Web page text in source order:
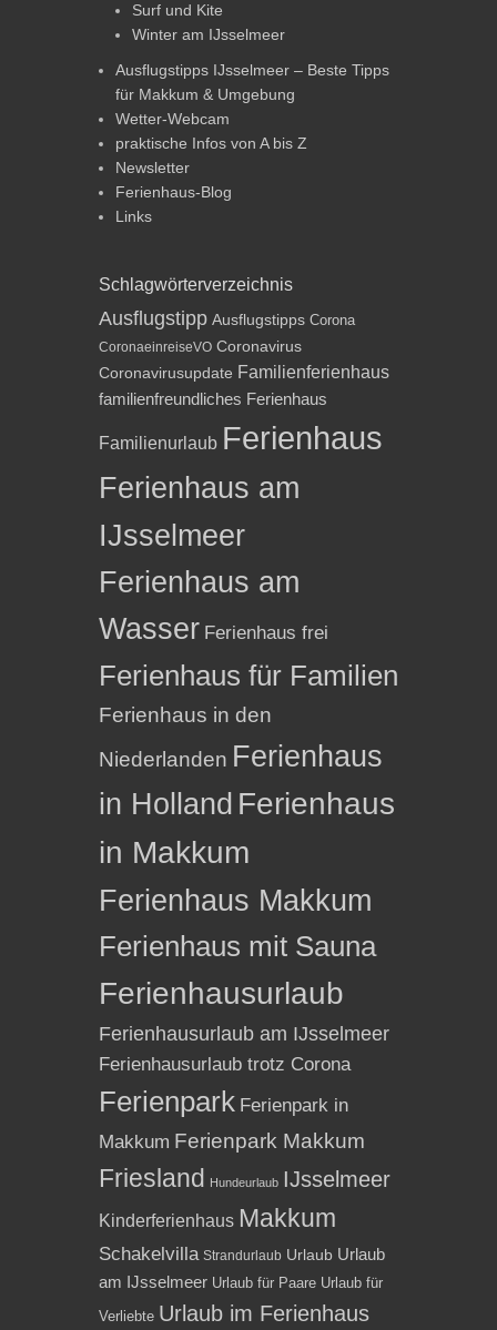
Surf und Kite
Winter am IJsselmeer
Ausflugstipps IJsselmeer – Beste Tipps
für Makkum & Umgebung
Wetter-Webcam
praktische Infos von A bis Z
Newsletter
Ferienhaus-Blog
Links
Schlagwörterverzeichnis
Ausflugstipp Ausflugstipps Corona
CoronaeinreiseVO Coronavirus
Coronavirusupdate Familienferienhaus
familienfreundliches Ferienhaus
Familienurlaub Ferienhaus
Ferienhaus am
IJsselmeer
Ferienhaus am
Wasser Ferienhaus frei
Ferienhaus für Familien
Ferienhaus in den
Niederlanden Ferienhaus
in Holland Ferienhaus
in Makkum
Ferienhaus Makkum
Ferienhaus mit Sauna
Ferienhausurlaub
Ferienhausurlaub am IJsselmeer
Ferienhausurlaub trotz Corona
Ferienpark Ferienpark in
Makkum Ferienpark Makkum
Friesland Hundeurlaub IJsselmeer
Kinderferienhaus Makkum
Schakelvilla Strandurlaub Urlaub Urlaub
am IJsselmeer Urlaub für Paare Urlaub für
Verliebte Urlaub im Ferienhaus